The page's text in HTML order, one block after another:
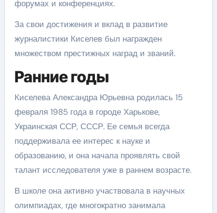
форумах и конференциях.
За свои достижения и вклад в развитие
журналистики Киселев был награжден
множеством престижных наград и званий.
Ранние годы
Киселева Александра Юрьевна родилась 15
февраля 1985 года в городе Харькове,
Украинская ССР, СССР. Ее семья всегда
поддерживала ее интерес к науке и
образованию, и она начала проявлять свой
талант исследователя уже в раннем возрасте.
В школе она активно участвовала в научных
олимпиадах, где многократно занимала